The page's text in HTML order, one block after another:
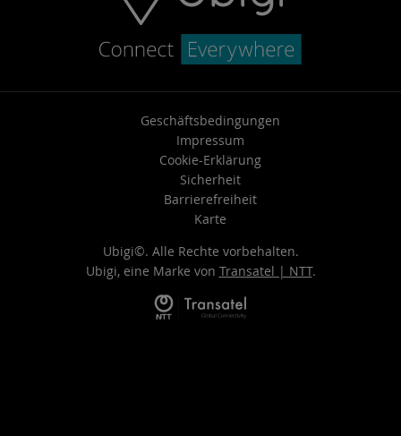
Geschäftsbedingungen
Impressum
Cookie-Erklärung
Sicherheit
Barrierefreiheit
Karte
Ubigi©. Alle Rechte vorbehalten.
Ubigi, eine Marke von Transatel | NTT.